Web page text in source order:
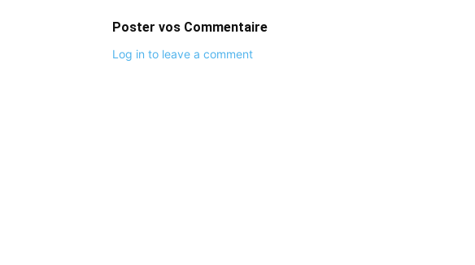
Poster vos Commentaire
Log in to leave a comment